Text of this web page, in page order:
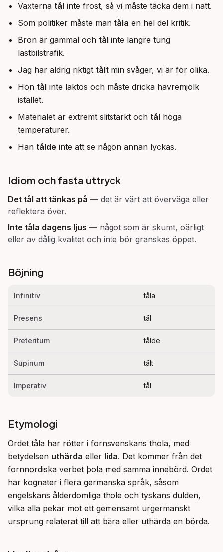
Växterna tål inte frost, så vi måste täcka dem i natt.
Som politiker måste man tåla en hel del kritik.
Bron är gammal och tål inte längre tung
lastbilstrafik.
Jag har aldrig riktigt tålt min svåger, vi är för olika.
Hon tål inte laktos och måste dricka havremjölk
istället.
Materialet är extremt slitstarkt och tål höga
temperaturer.
Han tålde inte att se någon annan lyckas.
Idiom och fasta uttryck
Det tål att tänkas på — det är värt att överväga eller
reflektera över.
Inte tåla dagens ljus — något som är skumt, oärligt
eller av dålig kvalitet och inte bör granskas öppet.
Böjning
Infinitiv tåla
Presens tål
Preteritum tålde
Supinum tålt
Imperativ tål
Etymologi
Ordet tåla har rötter i fornsvenskans thola, med
betydelsen uthärda eller lida. Det kommer från det
fornnordiska verbet þola med samma innebörd. Ordet
har kognater i flera germanska språk, såsom
engelskans ålderdomliga thole och tyskans dulden,
vilka alla pekar mot ett gemensamt urgermanskt
ursprung relaterat till att bära eller uthärda en börda.